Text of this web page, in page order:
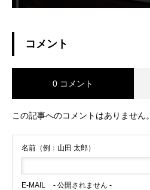
コメント
0 コメント
この記事へのコメントはありません。
名前（例：山田 太郎）
E-MAIL - 公開されません -